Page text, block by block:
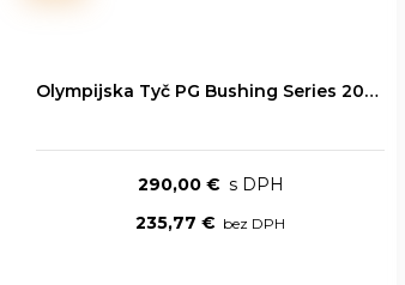
Olympijska Tyč PG Bushing Series 20kg
290,00 €
235,77 €